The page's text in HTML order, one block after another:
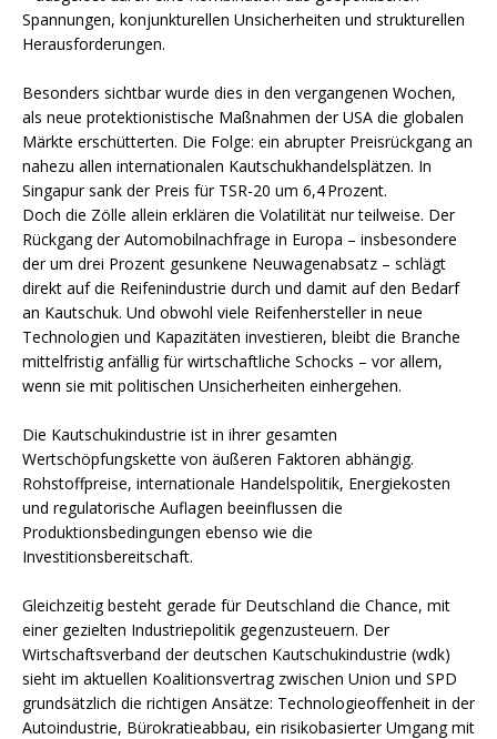
Spannungen, konjunkturellen Unsicherheiten und strukturellen
Herausforderungen.
Besonders sichtbar wurde dies in den vergangenen Wochen,
als neue protektionistische Maßnahmen der USA die globalen
Märkte erschütterten. Die Folge: ein abrupter Preisrückgang an
nahezu allen internationalen Kautschukhandelsplätzen. In
Singapur sank der Preis für TSR-20 um 6,4 Prozent.
Doch die Zölle allein erklären die Volatilität nur teilweise. Der
Rückgang der Automobilnachfrage in Europa – insbesondere
der um drei Prozent gesunkene Neuwagenabsatz – schlägt
direkt auf die Reifenindustrie durch und damit auf den Bedarf
an Kautschuk. Und obwohl viele Reifenhersteller in neue
Technologien und Kapazitäten investieren, bleibt die Branche
mittelfristig anfällig für wirtschaftliche Schocks – vor allem,
wenn sie mit politischen Unsicherheiten einhergehen.
Die Kautschukindustrie ist in ihrer gesamten
Wertschöpfungskette von äußeren Faktoren abhängig.
Rohstoffpreise, internationale Handelspolitik, Energiekosten
und regulatorische Auflagen beeinflussen die
Produktionsbedingungen ebenso wie die
Investitionsbereitschaft.
Gleichzeitig besteht gerade für Deutschland die Chance, mit
einer gezielten Industriepolitik gegenzusteuern. Der
Wirtschaftsverband der deutschen Kautschukindustrie (wdk)
sieht im aktuellen Koalitionsvertrag zwischen Union und SPD
grundsätzlich die richtigen Ansätze: Technologieoffenheit in der
Autoindustrie, Bürokratieabbau, ein risikobasierter Umgang mit